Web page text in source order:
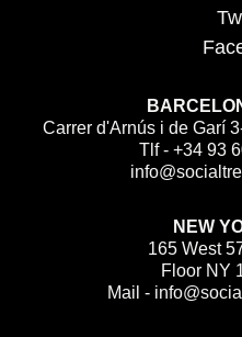
Carrer d'Arnús i de Garí
Tlf - +34 93
NEW
165 West
Floor NY
Mail -